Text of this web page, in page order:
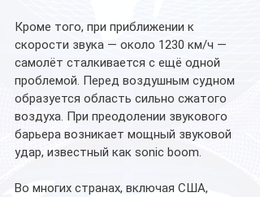
Кроме того, при приближении к
скорости звука — около 1230 км/ч —
самолёт сталкивается с ещё одной
проблемой. Перед воздушным судном
образуется область сильно сжатого
воздуха. При преодолении звукового
барьера возникает мощный звуковой
удар, известный как sonic boom.
Во многих странах, включая США,